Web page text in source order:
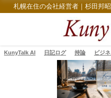
札幌在住の会社経営者｜杉田邦
KunyTalk AI 日記ログ 持論 ビジ